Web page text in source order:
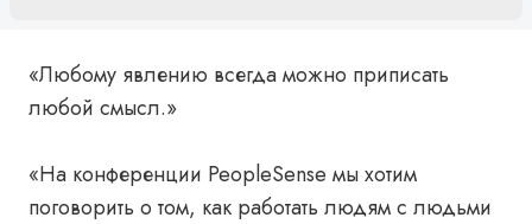
«Любому явлению всегда можно приписать
любой смысл.»
«На конференции PeopleSense мы хотим
поговорить о том, как работать людям с людьми